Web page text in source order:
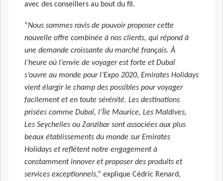
avec des conseillers au bout du fil.
“Nous sommes ravis de pouvoir proposer cette
nouvelle offre combinée à nos clients, qui répond à
une demande croissante du marché français. À
l’heure où l’envie de voyager est forte et Dubaï
s’ouvre au monde pour l’Expo 2020, Emirates Holidays
vient élargir le champ des possibles pour voyager
facilement et en toute sérénité. Les destinations
prisées comme Dubaï, l’Île Maurice, Les Maldives,
Les Seychelles ou Zanzibar sont associées aux plus
beaux établissements du monde sur Emirates
Holidays et reflètent notre engagement à
constamment innover et proposer des produits et
services exceptionnels,” explique Cédric Renard,